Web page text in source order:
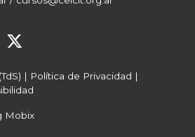
| Política de Privacidad |
Mobix